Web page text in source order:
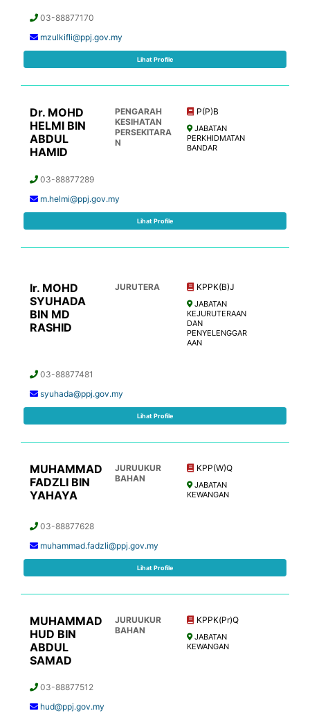
03-88877170
mzulkifli@ppj.gov.my
Lihat Profile
Dr. MOHD
HELMI BIN
ABDUL
HAMID
PENGARAH
KESIHATAN
PERSEKITARA
N
P(P)B
JABATAN
PERKHIDMATAN
BANDAR
03-88877289
m.helmi@ppj.gov.my
Lihat Profile
Ir. MOHD
SYUHADA
BIN MD
RASHID
JURUTERA KPPK(B)J
JABATAN
KEJURUTERAAN
DAN
PENYELENGGAR
AAN
03-88877481
syuhada@ppj.gov.my
Lihat Profile
MUHAMMAD
FADZLI BIN
YAHAYA
JURUUKUR
BAHAN
KPP(W)Q
JABATAN
KEWANGAN
03-88877628
muhammad.fadzli@ppj.gov.my
Lihat Profile
MUHAMMAD
HUD BIN
ABDUL
SAMAD
JURUUKUR
BAHAN
KPPK(Pr)Q
JABATAN
KEWANGAN
03-88877512
hud@ppj.gov.my